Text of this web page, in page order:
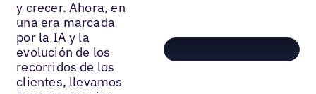
y crecer. Ahora, en
una era marcada
por la IA y la
evolución de los
recorridos de los
clientes, llevamos